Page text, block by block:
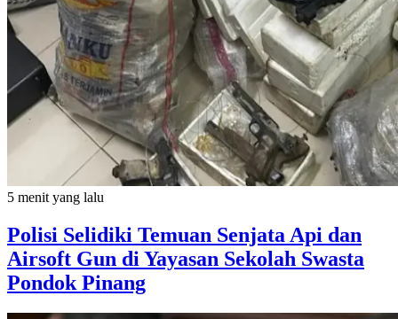
5 menit yang lalu
Polisi Selidiki Temuan Senjata Api dan
Airsoft Gun di Yayasan Sekolah Swasta
Pondok Pinang